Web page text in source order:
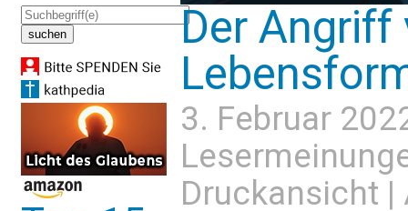
Der Angriff
3. Februar
Druckansicht |